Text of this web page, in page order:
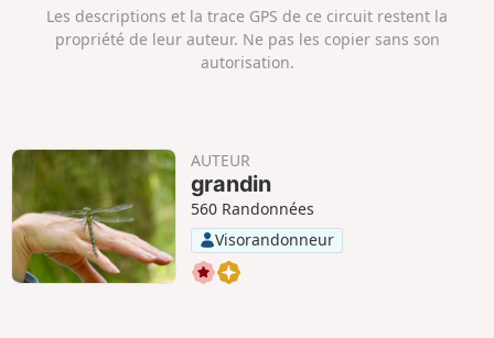
s
i
g
a
t
i
Les descriptions et la trace GPS de ce circuit restent la
propriété de leur auteur. Ne pas les copier sans son
autorisation.
AUTEUR
grandin
560 Randonnées
Visorandonneur